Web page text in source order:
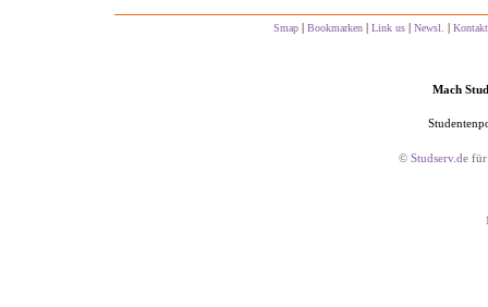
Smap | Bookmarken | Link us | Newsl. | Kontakt
Mach
© Studserv.de für